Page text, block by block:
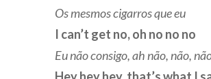
Os mesmos cigarros que eu
I can’t get no, oh no no no
Eu não consigo, ah não, não,